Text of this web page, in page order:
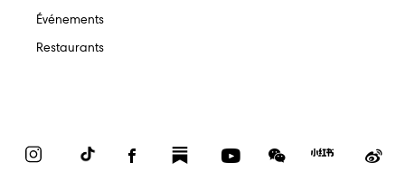
Événements
Restaurants
InstagramTikTok FacebookSubstack YouTubeWeChat
Red